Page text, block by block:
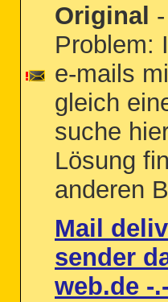
Original
Problem:
e-mails
gleich
suche
Lösung
anderen
Mail
sender
web.de -.-